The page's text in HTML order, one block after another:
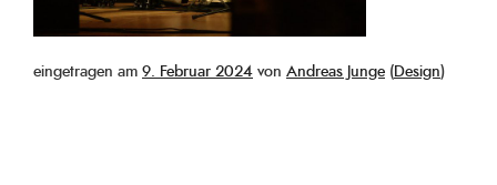
eingetragen am Veröffentlicht
9. Februar 2024 von Andreas Junge (Design)